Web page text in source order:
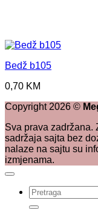
Bedž b105
0,70 KM
Copyright 2026 ©
Sva prava
sadržaja sajta bez
nalaze na sajtu su
izmjenama.
Pretraži: